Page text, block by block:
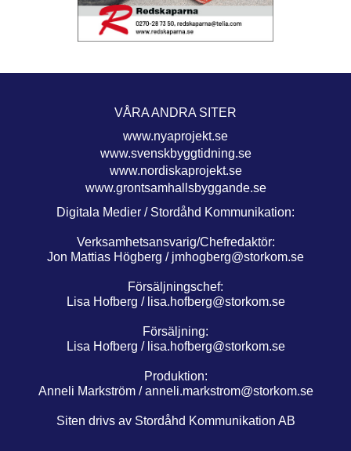
VÅRA ANDRA SITER
www.nyaprojekt.se
www.svenskbyggtidning.se
www.nordiskaprojekt.se
www.grontsamhallsbyggande.se
Digitala Medier / Stordåhd Kommunikation:
Verksamhetsansvarig/Chefredaktör:
Jon Mattias Högberg / jmhogberg@storkom.se
Försäljningschef:
Lisa Hofberg / lisa.hofberg@storkom.se
Försäljning:
Lisa Hofberg / lisa.hofberg@storkom.se
Produktion:
Anneli Markström /anneli.markstrom@storkom.se
Siten drivs av Stordåhd Kommunikation AB